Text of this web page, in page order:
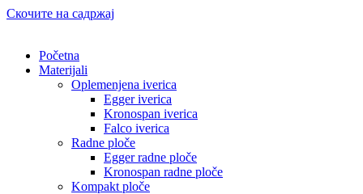
Скочите на садржај
Početna
Materijali
Oplemenjena iverica
Egger iverica
Kronospan iverica
Falco iverica
Radne ploče
Egger radne ploče
Kronospan radne ploče
Kompakt ploče